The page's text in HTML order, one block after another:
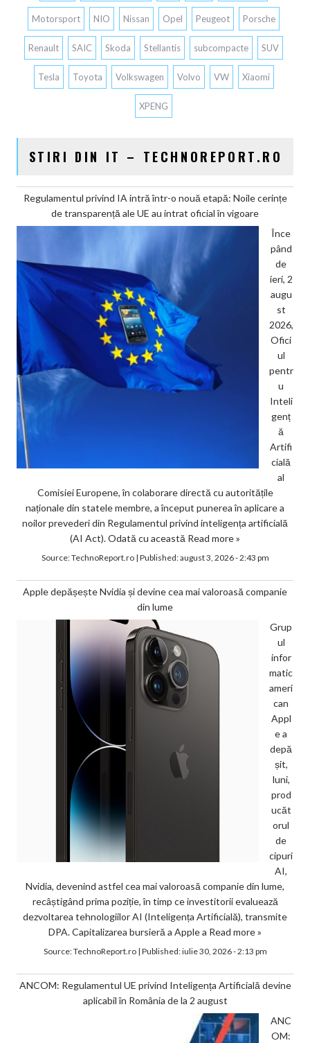
Motorsport NIO Nissan Opel Peugeot Porsche
Renault SAIC Skoda Stellantis subcompacte SUV
Tesla Toyota Volkswagen Volvo VW Xiaomi
XPENG
STIRI DIN IT – TECHNOREPORT.RO
Regulamentul privind IA intră într-o nouă etapă: Noile cerințe
de transparență ale UE au intrat oficial în vigoare
Înce
pând
de
ieri, 2
augu
st
2026,
Ofici
ul
pentr
u
Inteli
genț
ă
Artifi
cială
al
Comisiei Europene, în colaborare directă cu autoritățile
naționale din statele membre, a început punerea în aplicare a
noilor prevederi din Regulamentul privind inteligența artificială
(AI Act). Odată cu această Read more »
Source:TechnoReport.ro| Published:august 3, 2026 - 2:43 pm
Apple depășește Nvidia și devine cea mai valoroasă companie
din lume
Grup
ul
infor
matic
ameri
can
Appl
e a
depă
șit,
luni,
prod
ucăt
orul
de
cipuri
AI,
Nvidia, devenind astfel cea mai valoroasă companie din lume,
recâștigând prima poziție, în timp ce investitorii evaluează
dezvoltarea tehnologiilor AI (Inteligența Artificială), transmite
DPA. Capitalizarea bursieră a Apple a Read more »
Source:TechnoReport.ro| Published:iulie 30, 2026 - 2:13 pm
ANCOM: Regulamentul UE privind Inteligența Artificială devine
aplicabil în România de la 2 august
ANC
OM: